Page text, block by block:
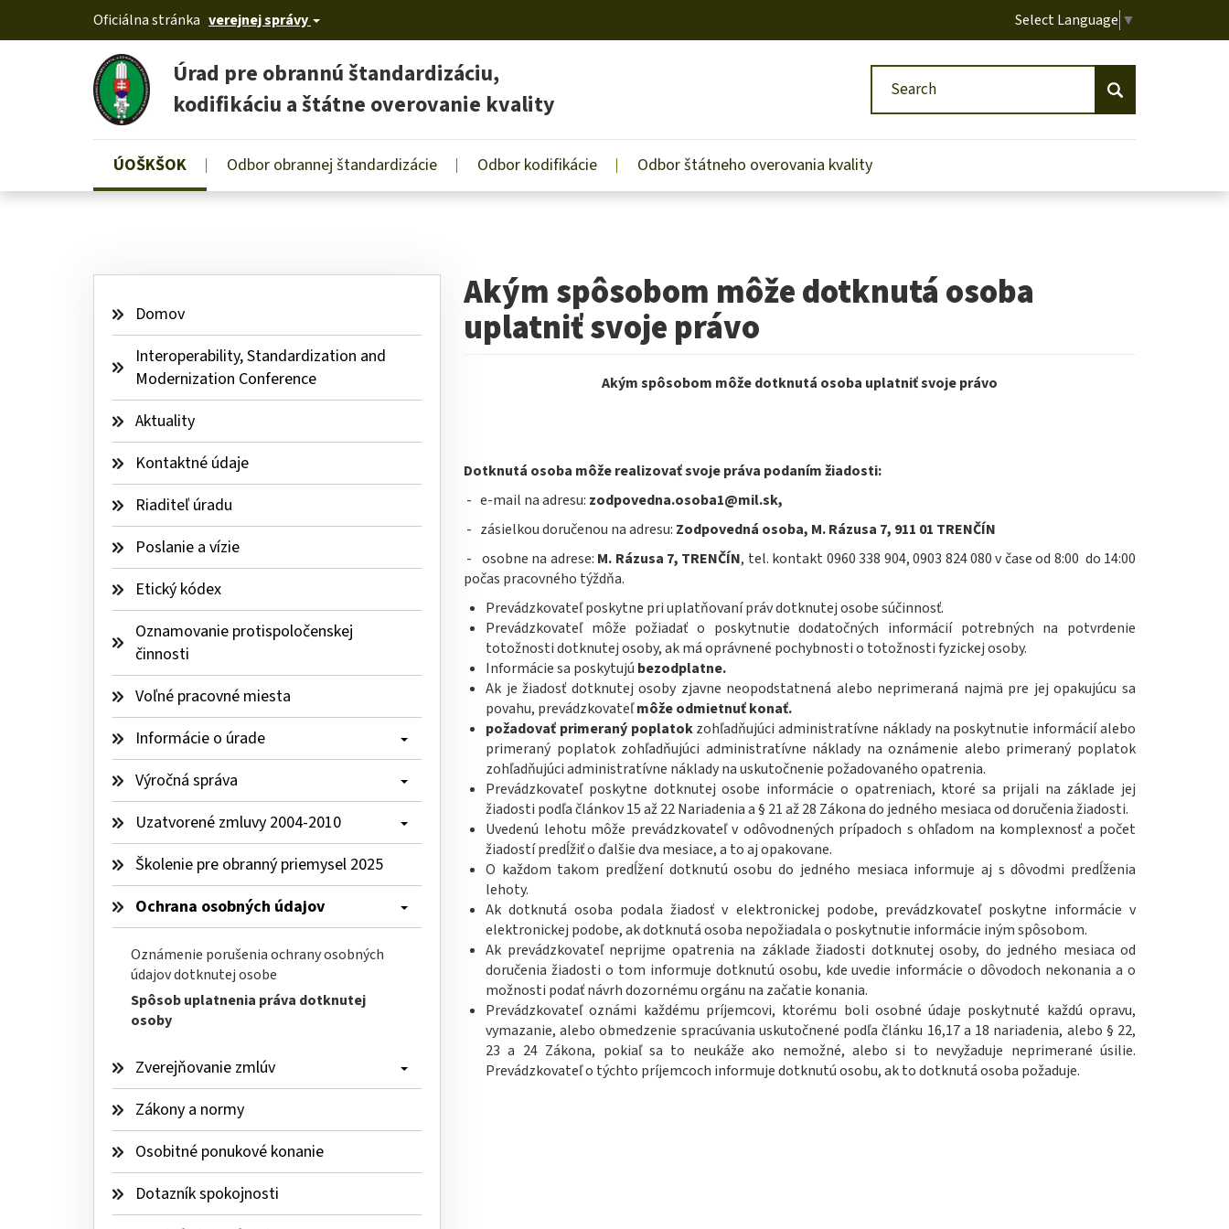
Skip
Oficiálna stránka verejnej správy Select Language ▼
Úrad pre obrannú štandardizáciu,
kodifikáciu a štátne overovanie kvality
Search
Search
Používateľské
menu
ÚOŠKŠOK Odbor obrannej štandardizácie Odbor kodifikácie Odbor štátneho overovania kvality
Domov
Interoperability, Standardization and
Modernization Conference
Aktuality
Kontaktné údaje
Riaditeľ úradu
Poslanie a vízie
Etický kódex
Oznamovanie protispoločenskej
činnosti
Voľné pracovné miesta
Informácie o úrade
Výročná správa
Uzatvorené zmluvy 2004-2010
Školenie pre obranný priemysel 2025
Ochrana osobných údajov
Oznámenie porušenia ochrany osobných
údajov dotknutej osobe
Spôsob uplatnenia práva dotknutej
osoby
Zverejňovanie zmlúv
Zákony a normy
Osobitné ponukové konanie
Dotazník spokojnosti
Akým spôsobom môže dotknutá osoba
uplatniť svoje právo
Akým spôsobom môže dotknutá osoba uplatniť svoje právo
Dotknutá osoba môže realizovať svoje práva podaním žiadosti:
- e-mail na adresu: zodpovedna.osoba1@mil.sk,
- zásielkou doručenou na adresu: Zodpovedná osoba, M. Rázusa 7, 911 01 TRENČÍN
- osobne na adrese: M. Rázusa 7, TRENČÍN, tel. kontakt 0960 338 904, 0903 824 080 v čase od 8:00 do 14:00
počas pracovného týždňa.
Prevádzkovateľ poskytne pri uplatňovaní práv dotknutej osobe súčinnosť.
Prevádzkovateľ môže požiadať o poskytnutie dodatočných informácií potrebných na potvrdenie
totožnosti dotknutej osoby, ak má oprávnené pochybnosti o totožnosti fyzickej osoby.
Informácie sa poskytujú bezodplatne.
Ak je žiadosť dotknutej osoby zjavne neopodstatnená alebo neprimeraná najmä pre jej opakujúcu sa
povahu, prevádzkovateľmôže odmietnuť konať.
požadovať primeraný poplatokzohľadňujúci administratívne náklady na poskytnutie informácií alebo
primeraný poplatok zohľadňujúci administratívne náklady na oznámenie alebo primeraný poplatok
zohľadňujúci administratívne náklady na uskutočnenie požadovaného opatrenia.
Prevádzkovateľ poskytne dotknutej osobe informácie o opatreniach, ktoré sa prijali na základe jej
žiadosti podľa článkov 15 až 22 Nariadenia a § 21 až 28 Zákona do jedného mesiaca od doručenia žiadosti.
Uvedenú lehotu môže prevádzkovateľ v odôvodnených prípadoch s ohľadom na komplexnosť a počet
žiadostí predĺžiť o ďalšie dva mesiace, a to aj opakovane.
O každom takom predĺžení dotknutú osobu do jedného mesiaca informuje aj s dôvodmi predĺženia
lehoty.
Ak dotknutá osoba podala žiadosť v elektronickej podobe, prevádzkovateľ poskytne informácie v
elektronickej podobe, ak dotknutá osoba nepožiadala o poskytnutie informácie iným spôsobom.
Ak prevádzkovateľ neprijme opatrenia na základe žiadosti dotknutej osoby, do jedného mesiaca od
doručenia žiadosti o tom informuje dotknutú osobu, kde uvedie informácie o dôvodoch nekonania a o
možnosti podať návrh dozornému orgánu na začatie konania.
Prevádzkovateľ oznámi každému príjemcovi, ktorému boli osobné údaje poskytnuté každú opravu,
vymazanie, alebo obmedzenie spracúvania uskutočnené podľa článku 16,17 a 18 nariadenia, alebo § 22,
23 a 24 Zákona, pokiaľ sa to neukáže ako nemožné, alebo si to nevyžaduje neprimerané úsilie.
Prevádzkovateľ o týchto príjemcoch informuje dotknutú osobu, ak to dotknutá osoba požaduje.